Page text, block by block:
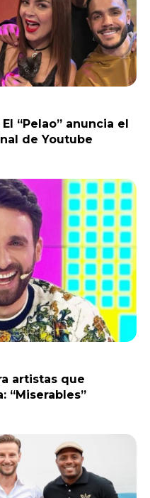
“Pelao” anuncia el
de Youtube
artistas que
“Miserables”